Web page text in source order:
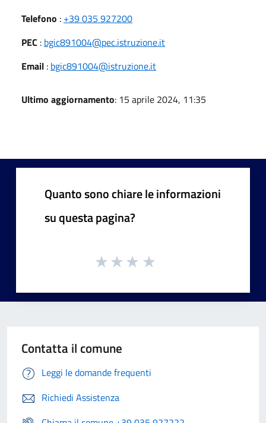
Telefono : +39 035 927200
PEC : bgic891004@pec.istruzione.it
Email : bgic891004@istruzione.it
Ultimo aggiornamento: 15 aprile 2024, 11:35
Quanto sono chiare le informazioni
su questa pagina?
Contatta il comune
Leggi le domande frequenti
Richiedi Assistenza